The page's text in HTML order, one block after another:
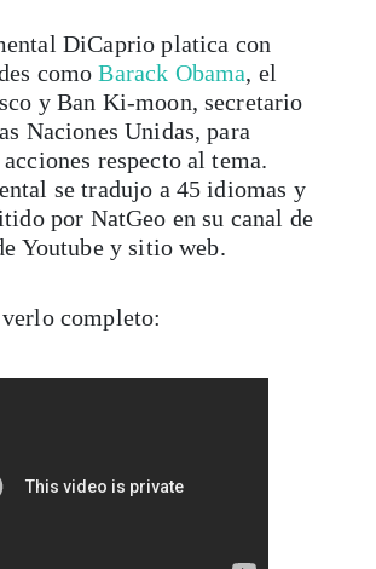
DiCaprio platica con
comoBarack Obama, el
y Ban Ki-moon, secretario
Naciones Unidas, para
respecto al tema.
se tradujo a 45 idiomas y
por NatGeo en su canal de
Youtube y sitio web.
verlo completo: